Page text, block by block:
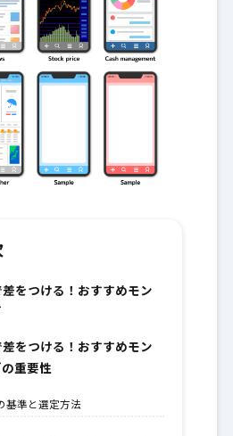
をつける！おすすめモン
をつける！おすすめモン
重要性
基準と選定方法